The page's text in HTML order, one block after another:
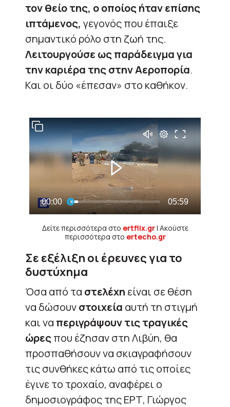
τον θείο της, ο οποίος ήταν επίσης
ιπτάμενος, γεγονός που έπαιξε
σημαντικό ρόλο στη ζωή της.
Λειτουργούσε ως παράδειγμα για
την καριέρα της στην Αεροπορία.
Και οι δύο «έπεσαν» στο καθήκον.
Δείτε περισσότερα στο ertflix.gr| Ακούστε
περισσότερα στο ertecho.gr
Σε εξέλιξη οι έρευνες για το
δυστύχημα
Όσα από τα στελέχη είναι σε θέση
να δώσουνστοιχεία αυτή τη στιγμή
και να περιγράψουν τις τραγικές
ώρεςπου έζησαν στη Λιβύη, θα
προσπαθήσουν να σκιαγραφήσουν
τις συνθήκες κάτω από τις οποίες
έγινε το τροχαίο, αναφέρει ο
δημοσιογράφος της ΕΡΤ, Γιώργος